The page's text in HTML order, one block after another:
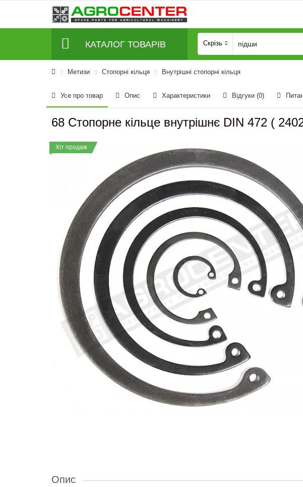
КАТАЛОГ ТОВАРІВ Скрізь
Метизи Стопорні кільця Внутрішні стопорні кільця
Усе про товар Опис Характеристики Відгуки (0)
68 Стопорне кільце внутрішнє DIN 472 (
Хіт продаж
Опис